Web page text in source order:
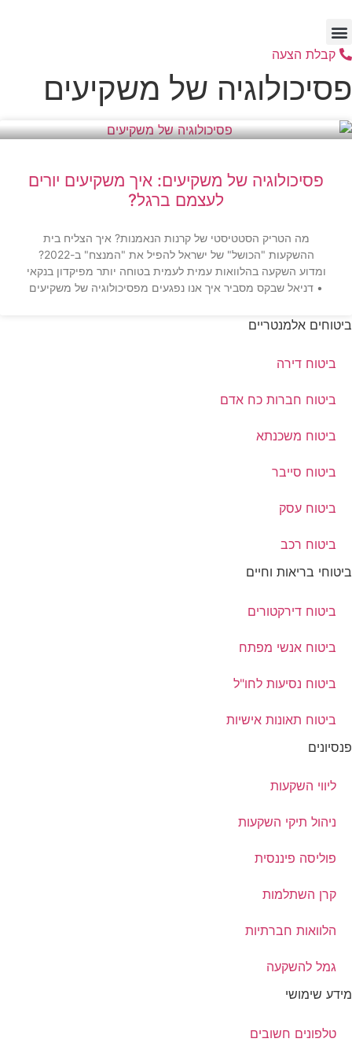
לתוכן
קבלת הצעה
פסיכולוגיה של משקיעים
פסיכולוגיה של משקיעים: איך משקיעים יורים
לעצמם ברגל?
מה הטריק הסטטיסטי של קרנות הנאמנות? איך הצליח בית
ההשקעות "הכושל" של ישראל להפיל את "המנצח" ב-2022?
ומדוע השקעה בהלוואות עמית לעמית בטוחה יותר מפיקדון בנקאי
• דניאל שבקס מסביר איך אנו נפגעים מפסיכולוגיה של משקיעים
ביטוחים אלמנטריים
ביטוח דירה
ביטוח חברות כח אדם
ביטוח משכנתא
ביטוח סייבר
ביטוח עסק
ביטוח רכב
ביטוחי בריאות וחיים
ביטוח דירקטורים
ביטוח אנשי מפתח
ביטוח נסיעות לחו"ל
ביטוח תאונות אישיות
פנסיונים
ליווי השקעות
ניהול תיקי השקעות
פוליסה פיננסית
קרן השתלמות
הלוואות חברתיות
גמל להשקעה
מידע שימושי
טלפונים חשובים